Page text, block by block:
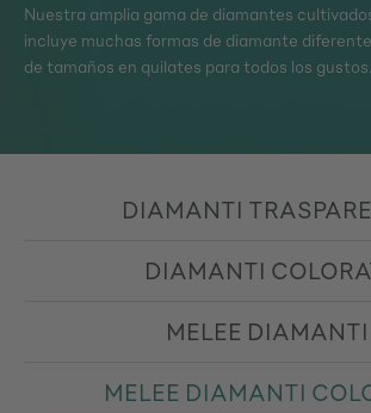
Nuestra amplia gama de diamantes
incluye muchas formas de diamante
de tamaños en quilates para todos los gustos.
DIAMANTI
DIAMANTI
MELEE DIAMANTI
MELEE DIAMANTI